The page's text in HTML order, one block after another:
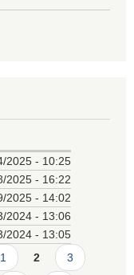
2025 - 10:25
2025 - 16:22
2025 - 14:02
2024 - 13:06
2024 - 13:05
1 2 3